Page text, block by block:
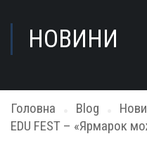
НОВИНИ
Головна Blog
EDU FEST – «Ярмарок